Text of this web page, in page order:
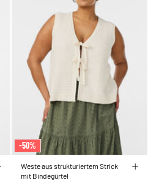
-50%
Weste aus strukturiertem Strick
mit Bindegürtel